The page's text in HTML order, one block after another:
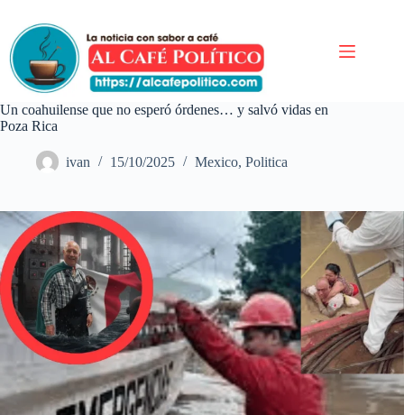
contenido
Un coahuilense que no esperó órdenes… y salvó vidas en
Poza Rica
ivan 15/10/2025 Mexico, Politica